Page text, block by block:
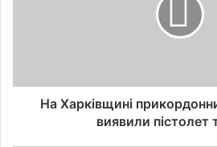
На Харківщині
виявили пістолет